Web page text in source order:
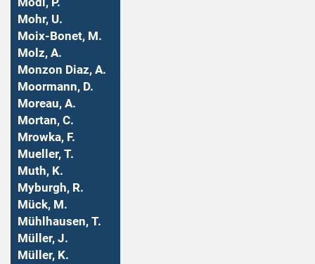
Mohr, U.
Moix-Bonet, M.
Molz, A.
Monzon Diaz, A.
Moormann, D.
Moreau, A.
Mortan, C.
Mrowka, F.
Mueller, T.
Muth, K.
Myburgh, R.
Mück, M.
Mühlhausen, T.
Müller, J.
Müller, K.